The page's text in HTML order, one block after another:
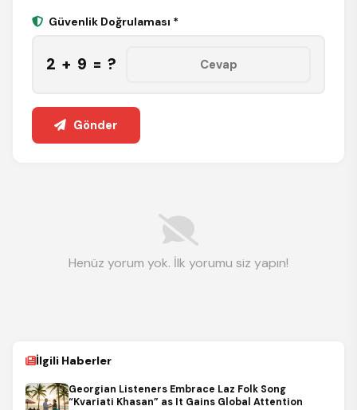
Güvenlik Doğrulaması *
2 + 9 = ?
Gönder
Henüz yorum yok. İlk yorumu siz yapın!
İlgili Haberler
Georgian Listeners Embrace Laz Folk Song
“Kvariati Khasan” as It Gains Global Attention